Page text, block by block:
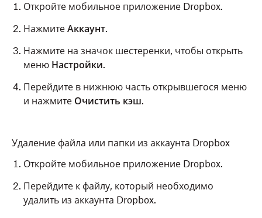
Откройте мобильное приложение Dropbox.
Нажмите Аккаунт.
Нажмите на значок шестеренки, чтобы открыть
меню Настройки.
Перейдите в нижнюю часть открывшегося меню
и нажмите Очистить кэш.
Удаление файла или папки из аккаунта Dropbox
Откройте мобильное приложение Dropbox.
Перейдите к файлу, который необходимо
удалить из аккаунта Dropbox.